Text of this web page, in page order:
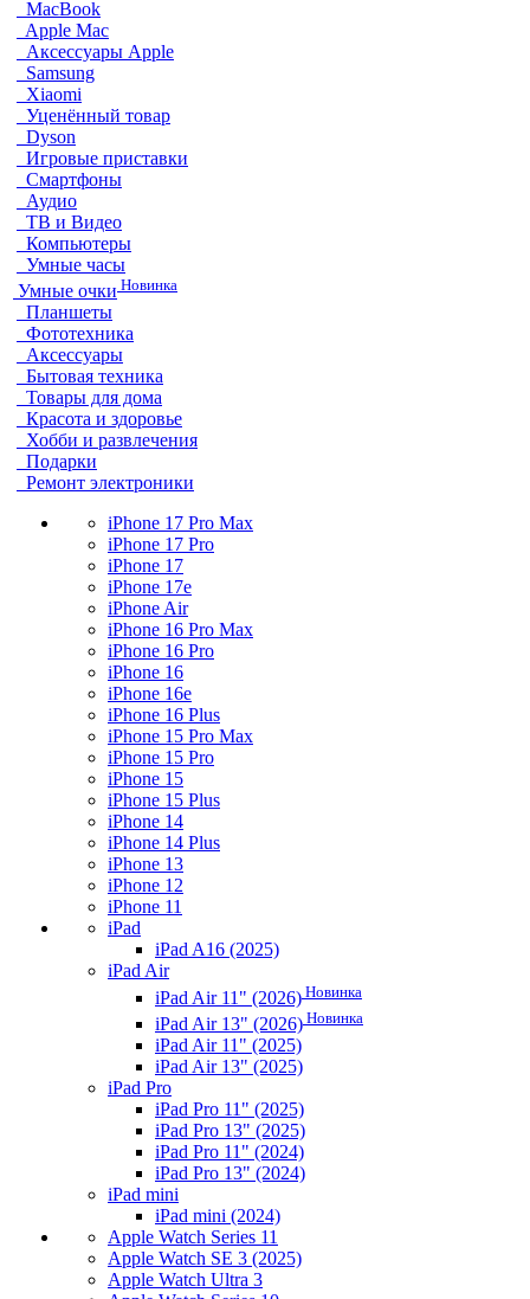
MacBook
Apple Mac
Аксессуары Apple
Samsung
Xiaomi
Уценённый товар
Dyson
Игровые приставки
Смартфоны
Аудио
ТВ и Видео
Компьютеры
Умные часы
Умные очки Новинка
Планшеты
Фототехника
Аксессуары
Бытовая техника
Товары для дома
Красота и здоровье
Хобби и развлечения
Подарки
Ремонт электроники
iPhone 17 Pro Max
iPhone 17 Pro
iPhone 17
iPhone 17e
iPhone Air
iPhone 16 Pro Max
iPhone 16 Pro
iPhone 16
iPhone 16e
iPhone 16 Plus
iPhone 15 Pro Max
iPhone 15 Pro
iPhone 15
iPhone 15 Plus
iPhone 14
iPhone 14 Plus
iPhone 13
iPhone 12
iPhone 11
iPad
iPad A16 (2025)
iPad Air
iPad Air 11" (2026) Новинка
iPad Air 13" (2026) Новинка
iPad Air 11" (2025)
iPad Air 13" (2025)
iPad Pro
iPad Pro 11" (2025)
iPad Pro 13" (2025)
iPad Pro 11" (2024)
iPad Pro 13" (2024)
iPad mini
iPad mini (2024)
Apple Watch Series 11
Apple Watch SE 3 (2025)
Apple Watch Ultra 3